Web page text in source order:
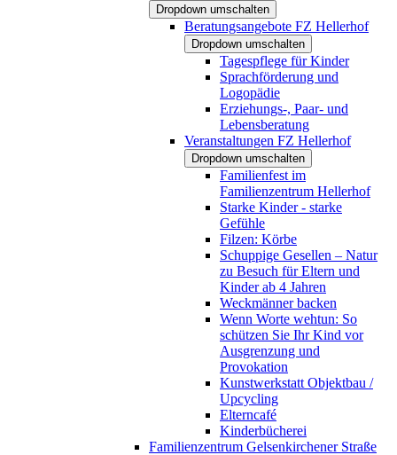
Dropdown umschalten
Beratungsangebote FZ Hellerhof
Dropdown umschalten
Tagespflege für Kinder
Sprachförderung und
Logopädie
Erziehungs-, Paar- und
Lebensberatung
Veranstaltungen FZ Hellerhof
Dropdown umschalten
Familienfest im
Familienzentrum Hellerhof
Starke Kinder - starke
Gefühle
Filzen: Körbe
Schuppige Gesellen – Natur
zu Besuch für Eltern und
Kinder ab 4 Jahren
Weckmänner backen
Wenn Worte wehtun: So
schützen Sie Ihr Kind vor
Ausgrenzung und
Provokation
Kunstwerkstatt Objektbau /
Upcycling
Elterncafé
Kinderbücherei
Familienzentrum Gelsenkirchener Straße